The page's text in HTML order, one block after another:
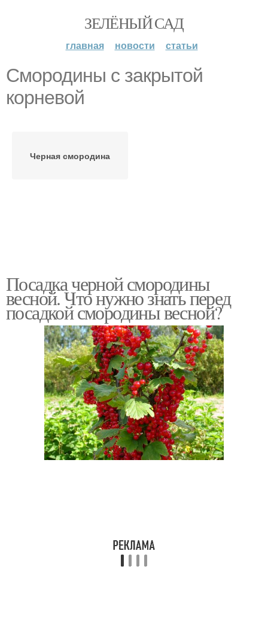
ЗЕЛЁНЫЙ САД
главная новости статьи
Смородины с закрытой
корневой
Черная смородина
Посадка черной смородины
весной. Что нужно знать перед
посадкой смородины весной?